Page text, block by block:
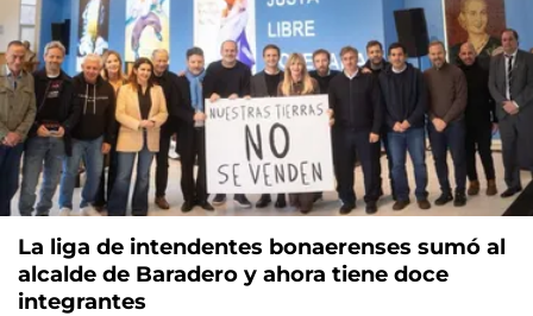
La liga de intendentes bonaerenses sumó al
alcalde de Baradero y ahora tiene doce
integrantes